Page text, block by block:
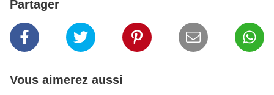
Partager
Vous aimerez aussi